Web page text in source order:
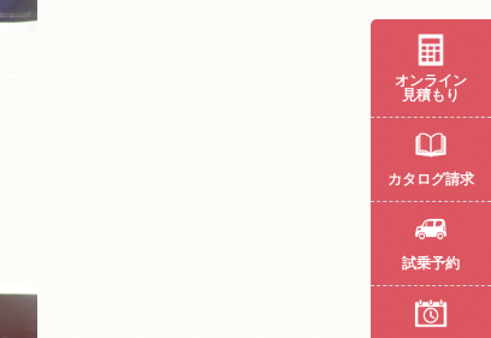
オンライン
見積もり
カタログ請求
試乗予約